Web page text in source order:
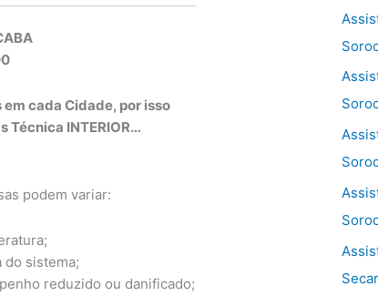
cada Cidade, por isso
Técnica INTERIOR…
podem variar:
sistema;
reduzido ou danificado;